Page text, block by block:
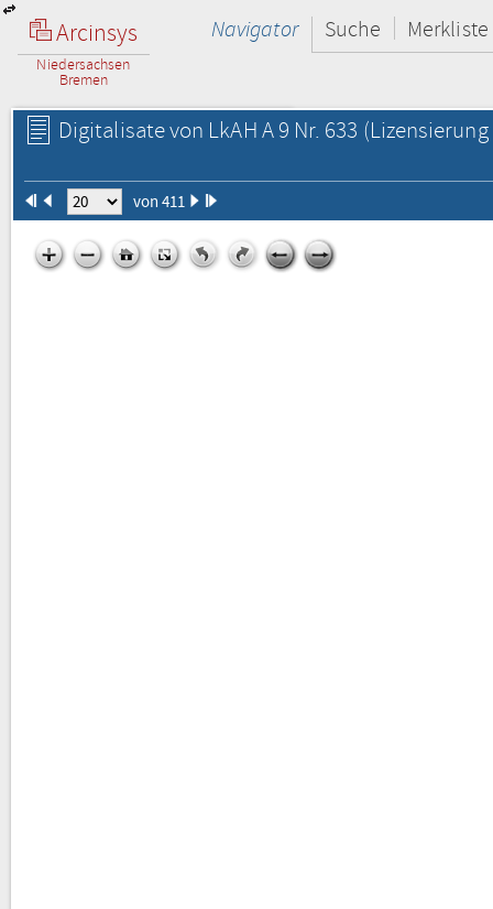
Arcinsys
Niedersachsen
Bremen
Navigator Suche Merkliste
Digitalisate von LkAH A 9 Nr. 633
von 411